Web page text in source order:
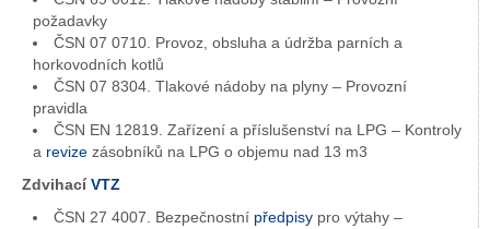
požadavky
ČSN 07 0710. Provoz, obsluha a údržba parních a
horkovodních kotlů
ČSN 07 8304. Tlakové nádoby na plyny – Provozní
pravidla
ČSN EN 12819. Zařízení a příslušenství na LPG – Kontroly
a revize zásobníků na LPG o objemu nad 13 m3
ZdvihacíVTZ
ČSN 27 4007. Bezpečnostní předpisy pro výtahy –